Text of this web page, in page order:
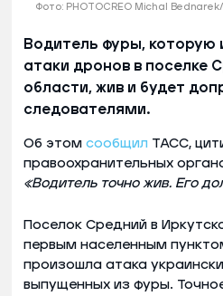
Фото: PHOTOCREO Michal
Водитель фуры, которую
атаки дронов в поселке
области, жив и будет
следователями.
Об этом сообщил ТАСС,
правоохранительных
«Водитель точно жив. Его
Поселок Средний в
первым населенным
произошла атака
выпущенных из фуры.